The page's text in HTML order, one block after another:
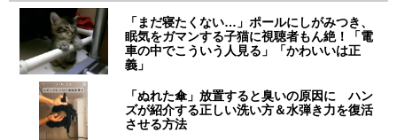
「まだ寝たくない…」ポールにしがみつき、
眠気をガマンする子猫に視聴者もん絶！「電
車の中でこういう人見る」「かわいいは正
義」
「ぬれた傘」放置すると臭いの原因に ハン
ズが紹介する正しい洗い方＆水弾き力を復活
させる方法